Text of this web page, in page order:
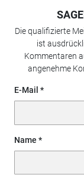
Die qualifizierte
ist
Kommentaren
angenehme
E-Mail
Name